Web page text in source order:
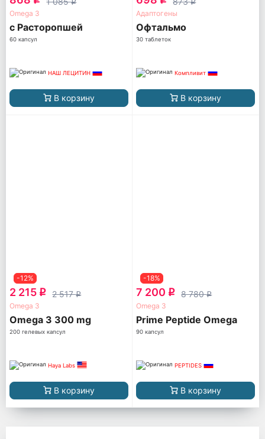
q
Omega 3
с Расторопшей
60 капсул
НАШ ЛЕЦИТИН
В корзину
q
Адаптогены
Офтальмо
30 таблеток
Компливит
В корзину
-12%
2 215 q 2 517q
Omega 3
Omega 3 300 mg
200 гелевых капсул
Haya Labs
В корзину
-18%
7 200 q 8 780q
Omega 3
Prime Peptide Omega
90 капсул
PEPTIDES
В корзину